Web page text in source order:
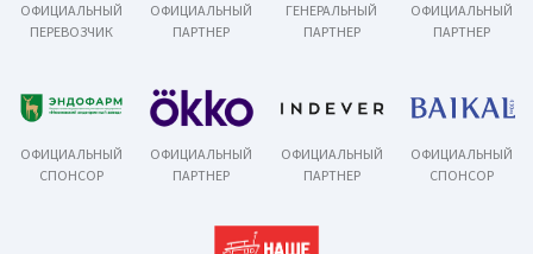
ОФИЦИАЛЬНЫЙ
ПЕРЕВОЗЧИК
ОФИЦИАЛЬНЫЙ
ПАРТНЕР
ГЕНЕРАЛЬНЫЙ
ПАРТНЕР
ОФИЦИАЛЬНЫЙ
ПАРТНЕР
ОФИЦИАЛЬНЫЙ
СПОНСОР
ОФИЦИАЛЬНЫЙ
ПАРТНЕР
ОФИЦИАЛЬНЫЙ
ПАРТНЕР
ОФИЦИАЛЬНЫЙ
СПОНСОР